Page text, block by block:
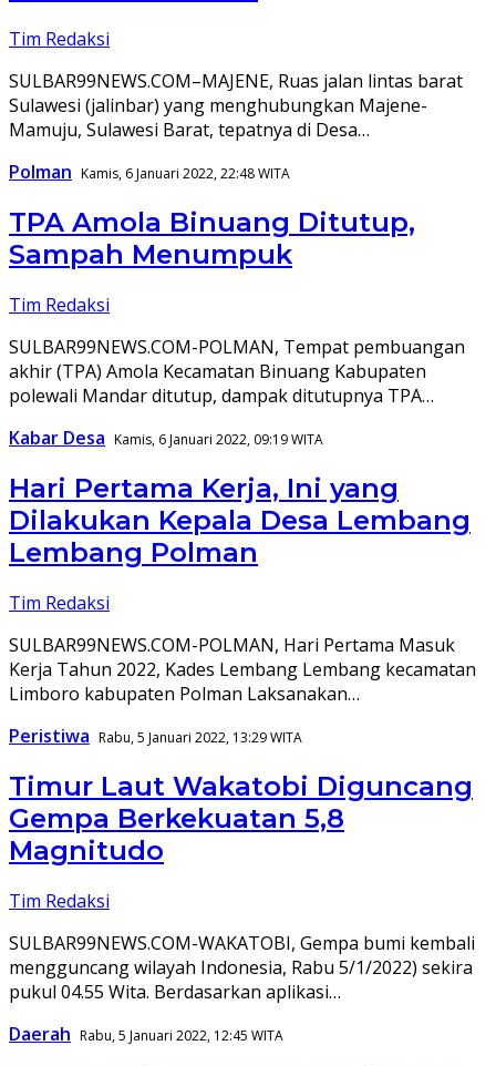
Tim Redaksi
SULBAR99NEWS.COM–MAJENE, Ruas jalan lintas barat
Sulawesi (jalinbar) yang menghubungkan Majene-
Mamuju, Sulawesi Barat, tepatnya di Desa…
Polman Kamis, 6 Januari 2022, 22:48 WITA
TPA Amola Binuang Ditutup,
Sampah Menumpuk
Tim Redaksi
SULBAR99NEWS.COM-POLMAN, Tempat pembuangan
akhir (TPA) Amola Kecamatan Binuang Kabupaten
polewali Mandar ditutup, dampak ditutupnya TPA…
Kabar Desa Kamis, 6 Januari 2022, 09:19 WITA
Hari Pertama Kerja, Ini yang
Dilakukan Kepala Desa Lembang
Lembang Polman
Tim Redaksi
SULBAR99NEWS.COM-POLMAN, Hari Pertama Masuk
Kerja Tahun 2022, Kades Lembang Lembang kecamatan
Limboro kabupaten Polman Laksanakan…
Peristiwa Rabu, 5 Januari 2022, 13:29 WITA
Timur Laut Wakatobi Diguncang
Gempa Berkekuatan 5,8
Magnitudo
Tim Redaksi
SULBAR99NEWS.COM-WAKATOBI, Gempa bumi kembali
mengguncang wilayah Indonesia, Rabu 5/1/2022) sekira
pukul 04.55 Wita. Berdasarkan aplikasi…
Daerah Rabu, 5 Januari 2022, 12:45 WITA